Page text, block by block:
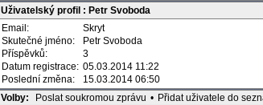
Uživatelský profil : Petr Svoboda
Email:
Skryt
Skutečné jméno:
Petr Svoboda
Příspěvků:
3
Datum registrace: 05.03.2014 11:22
Poslední změna:
15.03.2014 06:50
Volby:
Poslat soukromou zprávu • Přidat uživatele do